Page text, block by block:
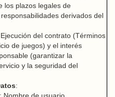
los plazos legales de
derivados del
del contrato (Términos
de juegos) y el interés
(garantizar la
y la seguridad del
: